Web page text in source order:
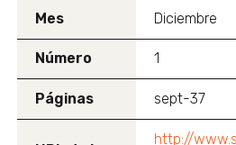
Mes Diciembre
Número 1
Páginas sept-37
http://